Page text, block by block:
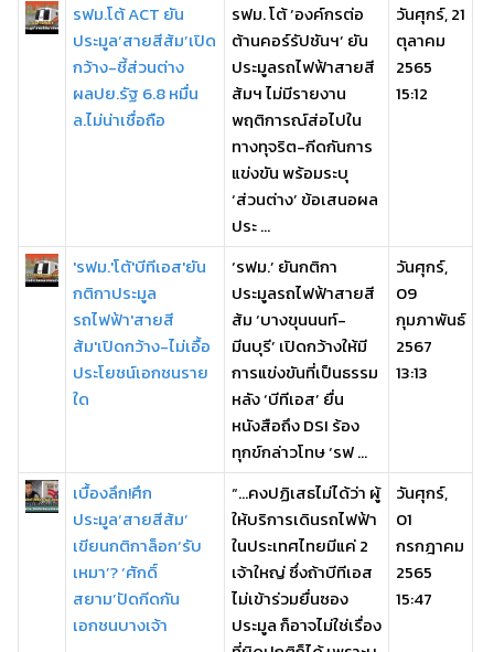
รฟม.โต้ ACT ยัน
ประมูล‘สายสีส้ม’เปิด
กว้าง-ชี้ส่วนต่าง
ผลปย.รัฐ 6.8 หมื่น
ล.ไม่น่าเชื่อถือ
รฟม. โต้ ‘องค์กรต่อ
ต้านคอร์รัปชันฯ’ ยัน
ประมูลรถไฟฟ้าสายสี
ส้มฯ ไม่มีรายงาน
พฤติการณ์ส่อไปใน
ทางทุจริต-กีดกันการ
แข่งขัน พร้อมระบุ
‘ส่วนต่าง’ ข้อเสนอผล
ประ ...
วันศุกร์, 21
ตุลาคม
2565
15:12
'รฟม.'โต้'บีทีเอส'ยัน
กติกาประมูล
รถไฟฟ้า'สายสี
ส้ม'เปิดกว้าง-ไม่เอื้อ
ประโยชน์เอกชนราย
ใด
‘รฟม.’ ยันกติกา
ประมูลรถไฟฟ้าสายสี
ส้ม ‘บางขุนนนท์-
มีนบุรี’ เปิดกว้างให้มี
การแข่งขันที่เป็นธรรม
หลัง ‘บีทีเอส’ ยื่น
หนังสือถึง DSI ร้อง
ทุกข์กล่าวโทษ ‘รฟ ...
วันศุกร์,
09
กุมภาพันธ์
2567
13:13
เบื้องลึก!ศึก
ประมูล‘สายสีส้ม’
เขียนกติกาล็อก‘รับ
เหมา’? ‘ศักดิ์
สยาม’ปัดกีดกัน
เอกชนบางเจ้า
“…คงปฏิเสธไม่ได้ว่า ผู้
ให้บริการเดินรถไฟฟ้า
ในประเทศไทยมีแค่ 2
เจ้าใหญ่ ซึ่งถ้าบีทีเอส
ไม่เข้าร่วมยื่นซอง
ประมูล ก็อาจไม่ใช่เรื่อง
วันศุกร์,
01
กรกฎาคม
2565
15:47